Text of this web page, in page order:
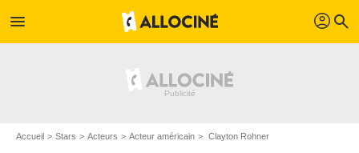
menu profil search
Accueil Stars Acteurs Acteur américain Clayton Rohner